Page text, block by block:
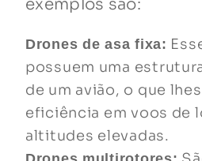
exemplos são:
Drones de asa fixa:
possuem uma
de um avião, o que
eficiência em voos de
altitudes elevadas.